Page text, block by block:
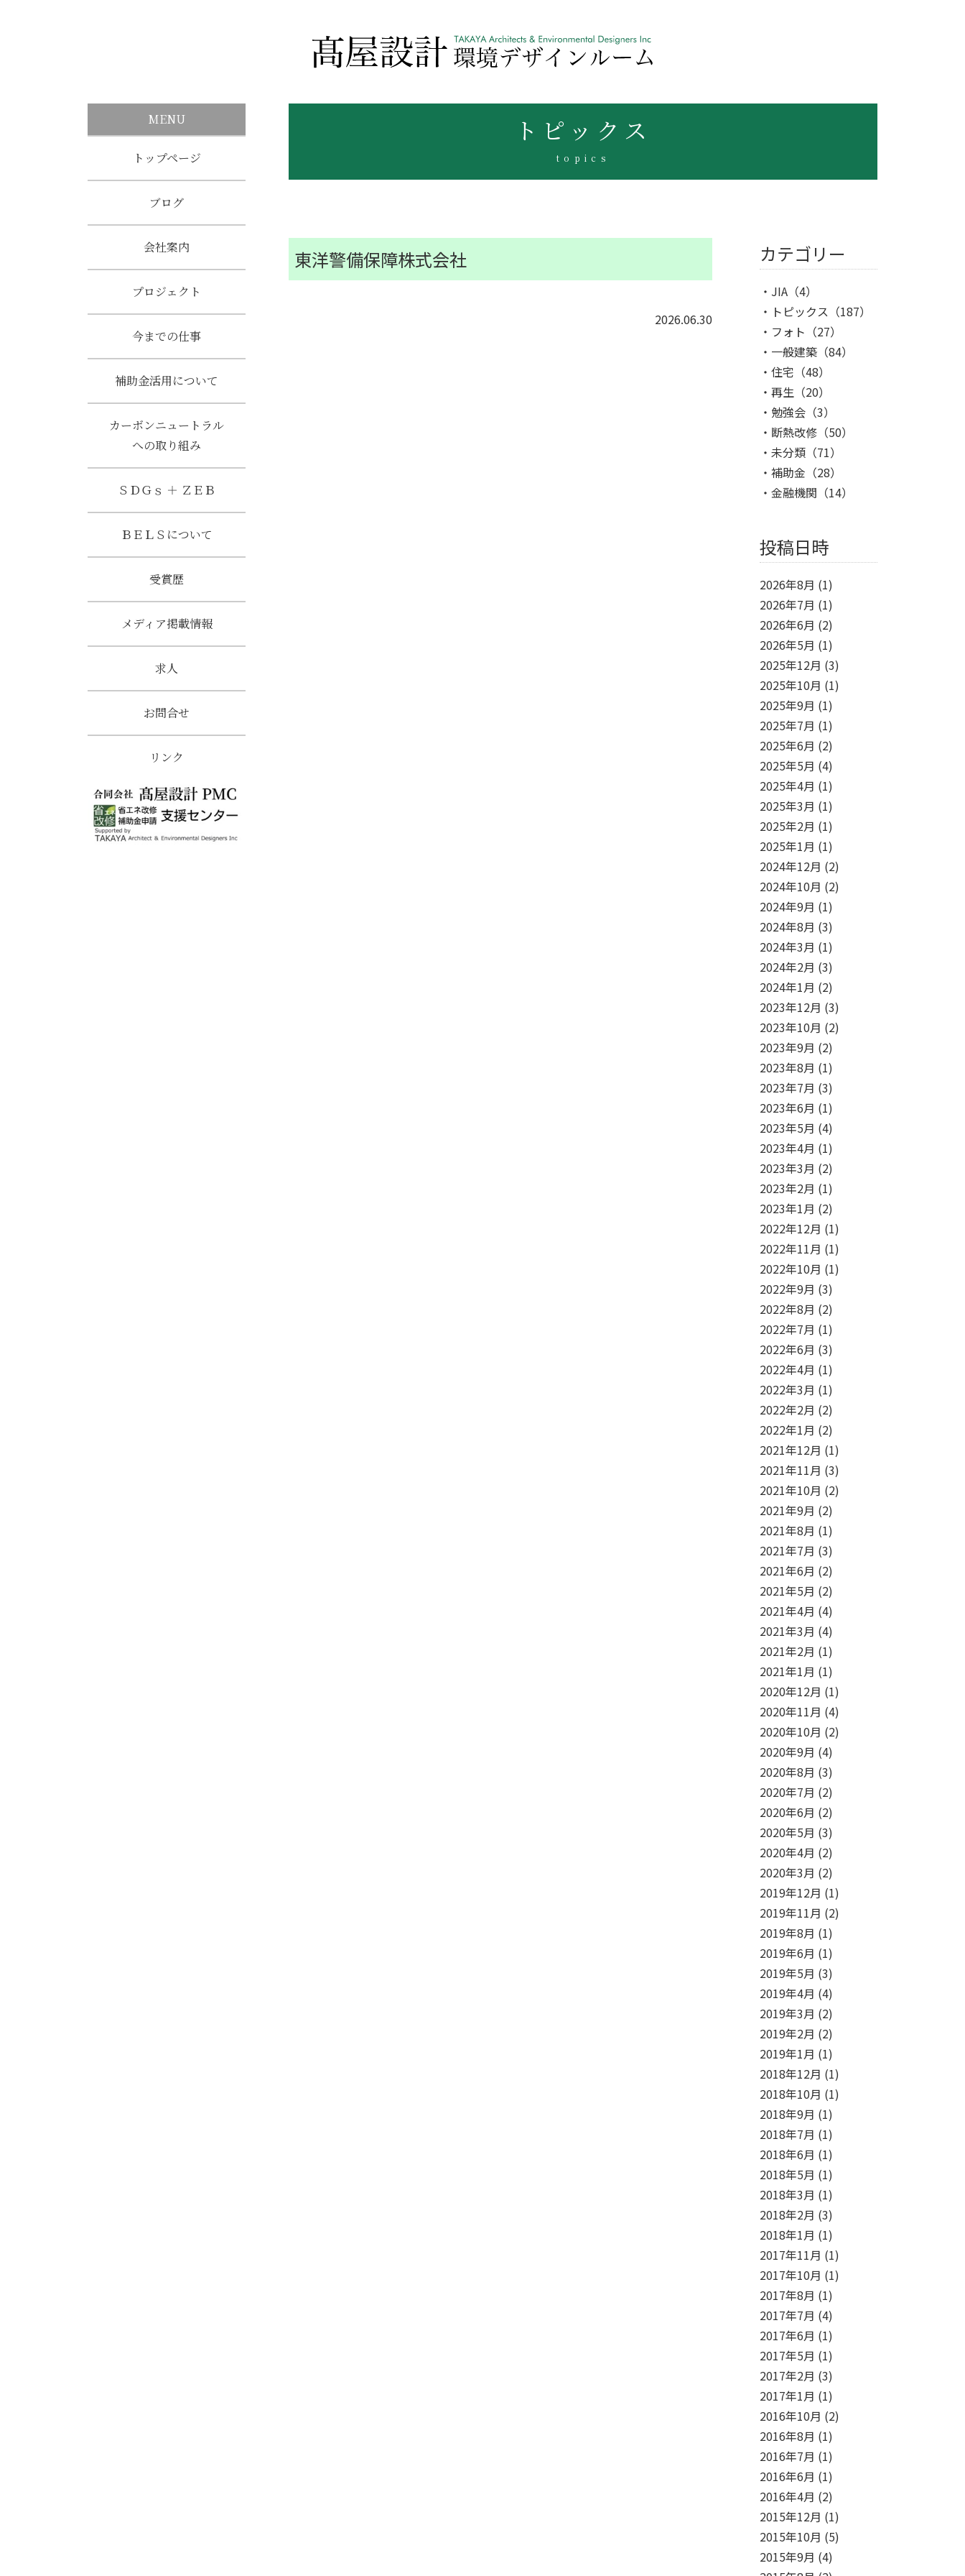
トピックス
topics
東洋警備保障株式会社
2026.06.30
カテゴリー
JIA （4）
トピックス （187）
フォト （27）
一般建築 （84）
住宅 （48）
再生 （20）
勉強会 （3）
断熱改修 （50）
未分類 （71）
補助金 （28）
金融機関 （14）
投稿日時
2026年8月 (1)
2026年7月 (1)
2026年6月 (2)
2026年5月 (1)
2025年12月 (3)
2025年10月 (1)
2025年9月 (1)
2025年7月 (1)
2025年6月 (2)
2025年5月 (4)
2025年4月 (1)
2025年3月 (1)
2025年2月 (1)
2025年1月 (1)
2024年12月 (2)
2024年10月 (2)
2024年9月 (1)
2024年8月 (3)
2024年3月 (1)
2024年2月 (3)
2024年1月 (2)
2023年12月 (3)
2023年10月 (2)
2023年9月 (2)
2023年8月 (1)
2023年7月 (3)
2023年6月 (1)
2023年5月 (4)
2023年4月 (1)
2023年3月 (2)
2023年2月 (1)
2023年1月 (2)
2022年12月 (1)
2022年11月 (1)
2022年10月 (1)
2022年9月 (3)
2022年8月 (2)
2022年7月 (1)
2022年6月 (3)
2022年4月 (1)
2022年3月 (1)
2022年2月 (2)
2022年1月 (2)
2021年12月 (1)
2021年11月 (3)
2021年10月 (2)
2021年9月 (2)
2021年8月 (1)
2021年7月 (3)
2021年6月 (2)
2021年5月 (2)
2021年4月 (4)
2021年3月 (4)
2021年2月 (1)
2021年1月 (1)
2020年12月 (1)
2020年11月 (4)
2020年10月 (2)
2020年9月 (4)
2020年8月 (3)
2020年7月 (2)
2020年6月 (2)
2020年5月 (3)
2020年4月 (2)
2020年3月 (2)
2019年12月 (1)
2019年11月 (2)
2019年8月 (1)
2019年6月 (1)
2019年5月 (3)
2019年4月 (4)
2019年3月 (2)
2019年2月 (2)
2019年1月 (1)
2018年12月 (1)
2018年10月 (1)
2018年9月 (1)
2018年7月 (1)
2018年6月 (1)
2018年5月 (1)
2018年3月 (1)
2018年2月 (3)
2018年1月 (1)
2017年11月 (1)
2017年10月 (1)
2017年8月 (1)
2017年7月 (4)
2017年6月 (1)
2017年5月 (1)
2017年2月 (3)
2017年1月 (1)
2016年10月 (2)
2016年8月 (1)
2016年7月 (1)
2016年6月 (1)
2016年4月 (2)
2015年12月 (1)
2015年10月 (5)
2015年9月 (4)
MENU
トップページ
ブログ
会社案内
プロジェクト
今までの仕事
補助金活用について
カーボンニュートラル
への取り組み
ＳＤＧｓ ＋ ＺＥＢ
ＢＥＬＳについて
受賞歴
メディア掲載情報
求人
お問合せ
リンク